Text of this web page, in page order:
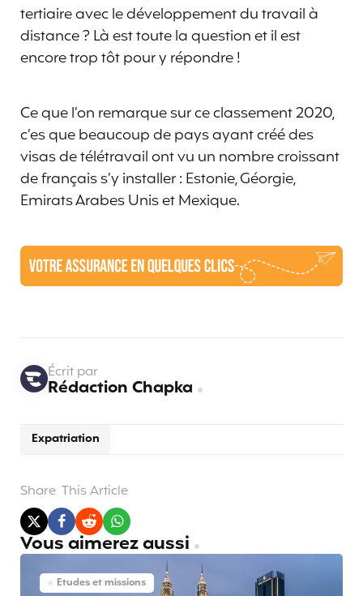
tertiaire avec le développement du travail à
distance ? Là est toute la question et il est
encore trop tôt pour y répondre !
Ce que l’on remarque sur ce classement 2020,
c’es que beaucoup de pays ayant créé des
visas de télétravail ont vu un nombre croissant
de français s’y installer : Estonie, Géorgie,
Emirats Arabes Unis et Mexique.
Expatriation
Écrit par
Rédaction Chapka
Share This Article
Vous aimerez aussi
Etudes et missions